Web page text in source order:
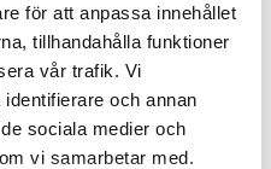
för att anpassa innehållet
tillhandahålla funktioner
vår trafik. Vi
och annan
sociala medier och
vi samarbetar med.